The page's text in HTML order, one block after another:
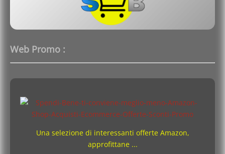
Web Promo :
Una selezione di interessanti offerte Amazon,
approfittane ...